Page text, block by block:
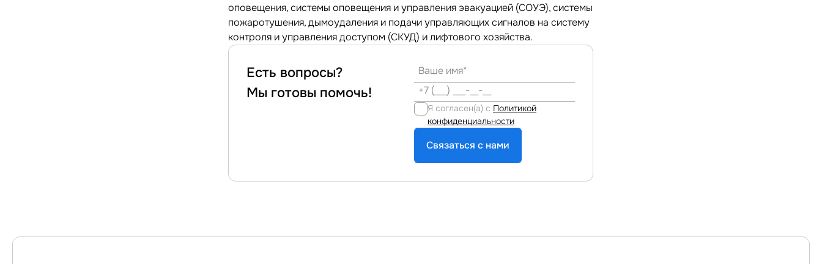
оповещения, системы оповещения и управления эвакуацией (СОУЭ), системы
пожаротушения, дымоудаления и подачи управляющих сигналов на систему
контроля и управления доступом (СКУД) и лифтового хозяйства.
Есть вопросы?
Мы готовы помочь!
Я согласен(а) с Политикой
конфиденциальности
Связаться с нами